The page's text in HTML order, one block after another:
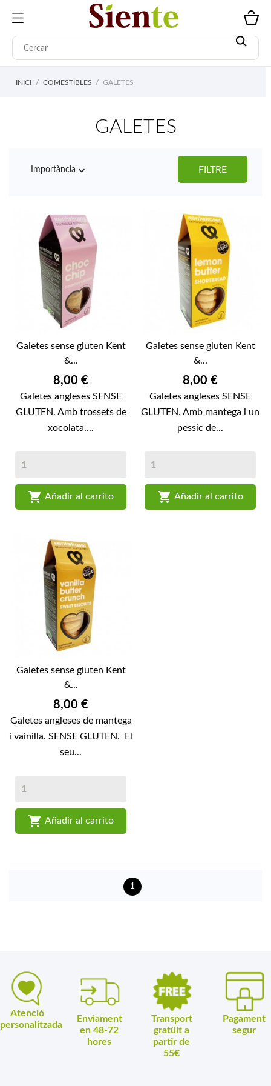
INICI COMESTIBLES GALETES
GALETES
Importància  FILTRE
Galetes sense gluten Kent
&...
Preu
8,00 €
Galetes angleses SENSE
GLUTEN. Amb trossets de
xocolata....
 Añadir al carrito
Galetes sense gluten Kent
&...
Preu
8,00 €
Galetes angleses SENSE
GLUTEN. Amb mantega i un
pessic de...
 Añadir al carrito
Galetes sense gluten Kent
&...
Preu
8,00 €
Galetes angleses de mantega
i vainilla. SENSE GLUTEN. El
seu...
 Añadir al carrito
1
Atenció
personalitzada
Enviament
en 48-72
hores
Transport
gratüit a
partir de
55€
Pagament
segur